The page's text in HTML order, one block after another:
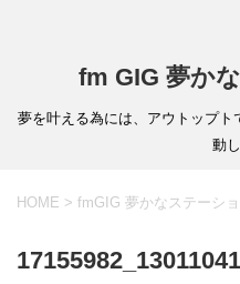
fm GIG 夢か
夢を叶える為には、アウトップ
動
HOME > fmGIG 夢かなステーシ